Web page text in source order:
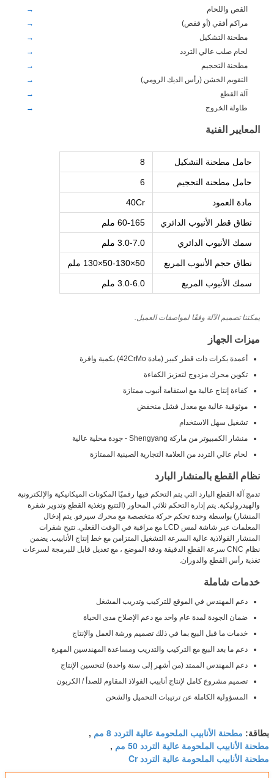
القص واللحام
مراكم أفقي (أو قفص)
مطحنة التشكيل
لحام صلب عالي التردد
مطحنة التحجيم
التقويم الخشن (رأس الديك الرومي)
آلة القطع
طاولة الخروج
المعايير الفنية
حامل مطحنة التشكيل 8
حامل مطحنة التحجيم 6
مادة العمود 40Cr
نطاق قطر الأنبوب الدائري 60-165 ملم
سمك الأنبوب الدائري 3.0-7.0 ملم
نطاق حجم الأنبوب المربع 50×50-130×130 ملم
سمك الأنبوب المربع 3.0-6.0 ملم
يمكننا تصميم الآلة وفقًا لمواصفات العميل.
ميزات الجهاز
أعمدة بكرات ذات قطر كبير (مادة 42CrMo) بكمية وافرة
تكوين محرك مزدوج لتعزيز الكفاءة
كفاءة إنتاج عالية مع استقامة أنبوب ممتازة
موثوقية عالية مع معدل فشل منخفض
تشغيل سهل الاستخدام
منشار الكمبيوتر من ماركة Shengyang - جودة محلية عالية
لحام عالي التردد من العلامة التجارية الصينية الممتازة
نظام القطع بالمنشار البارد
تدمج آلة القطع البارد التي يتم التحكم فيها رقميًا المكونات الميكانيكية والإلكترونية
والهيدروليكية. يتم إدارة التحكم ثلاثي المحاور (التتبع وتغذية القطع وتدوير شفرة
المنشار) بواسطة وحدة تحكم حركة متخصصة مع محرك سيرفو. يتم إدخال
المعلمات عبر شاشة لمس LCD مع مراقبة في الوقت الفعلي. تتيح شفرات
المنشار الفولاذية عالية السرعة التشغيل المتزامن مع خط إنتاج الأنابيب. يضمن
نظام CNC سرعة القطع الدقيقة ودقة الموضع ، مع تعديل قابل للبرمجة لسرعات
تغذية رأس القطع والدوران.
خدمات شاملة
دعم المهندس في الموقع للتركيب وتدريب المشغل
ضمان الجودة لمدة عام واحد مع دعم الإصلاح مدى الحياة
خدمات ما قبل البيع بما في ذلك تصميم ورشة العمل والإنتاج
دعم ما بعد البيع مع التركيب والتدريب ومساعدة المهندسين المهرة
دعم المهندس الممتد (من أشهر إلى سنة واحدة) لتحسين الإنتاج
تصميم مشروع كامل لإنتاج أنابيب الفولاذ المقاوم للصدأ / الكربون
المسؤولية الكاملة عن ترتيبات التحميل والشحن
بطاقة: مطحنة الأنابيب الملحومة عالية التردد 8 مم ,
مطحنة الأنابيب الملحومة عالية التردد 50 مم ,
مطحنة الأنابيب الملحومة عالية التردد Cr